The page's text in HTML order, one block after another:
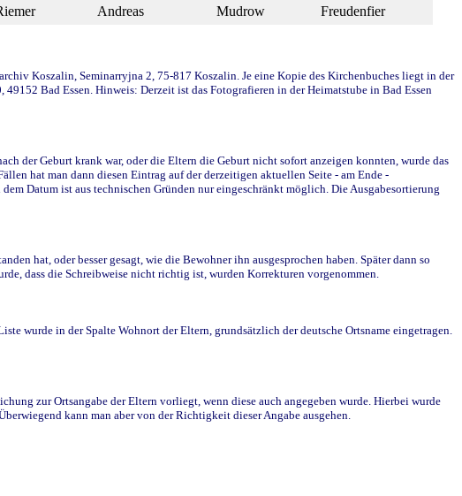
Andreas Mudrow Freudenfier
Koszalin, Seminarryjna 2, 75-817 Koszalin. Je eine Kopie des Kirchenbuches liegt in der
Bad Essen. Hinweis: Derzeit ist das Fotografieren in der Heimatstube in Bad Essen
der Geburt krank war, oder die Eltern die Geburt nicht sofort anzeigen konnten, wurde das
hat man dann diesen Eintrag auf der derzeitigen aktuellen Seite - am Ende -
Datum ist aus technischen Gründen nur eingeschränkt möglich. Die Ausgabesortierung
hat, oder besser gesagt, wie die Bewohner ihn ausgesprochen haben. Später dann so
dass die Schreibweise nicht richtig ist, wurden Korrekturen vorgenommen.
wurde in der Spalte Wohnort der Eltern, grundsätzlich der deutsche Ortsname eingetragen.
zur Ortsangabe der Eltern vorliegt, wenn diese auch angegeben wurde. Hierbei wurde
kann man aber von der Richtigkeit dieser Angabe ausgehen.